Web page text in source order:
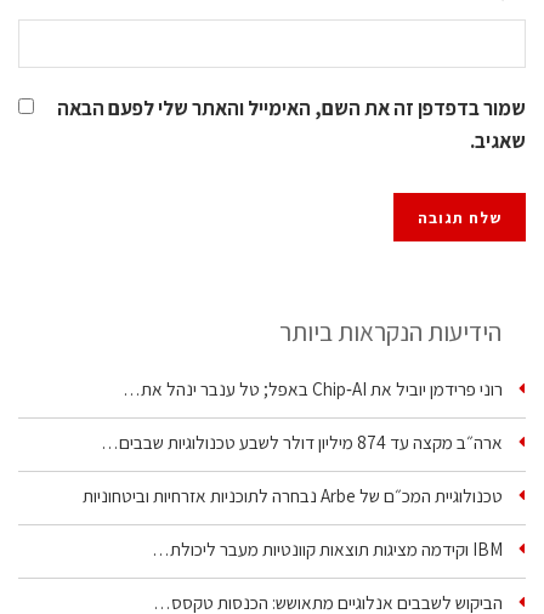
שמור בדפדפן זה את השם, האימייל והאתר שלי לפעם הבאה
שאגיב.
הידיעות הנקראות ביותר
רוני פרידמן יוביל את Chip‑AI באפל; טל ענבר ינהל את…
ארה״ב מקצה עד 874 מיליון דולר לשבע טכנולוגיות שבבים…
טכנולוגיית המכ״ם של Arbe נבחרה לתוכניות אזרחיות וביטחוניות
IBM וקידמה מציגות תוצאות קוונטיות מעבר ליכולת…
הביקוש לשבבים אנלוגיים מתאושש: הכנסות טקסס…